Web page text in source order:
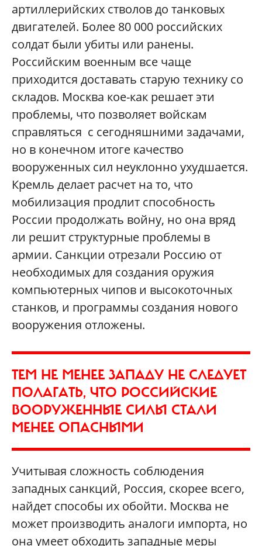
артиллерийских стволов до танковых
двигателей. Более 80 000 российских
солдат были убиты или ранены.
Российским военным все чаще
приходится доставать старую технику со
складов. Москва кое-как решает эти
проблемы, что позволяет войскам
справляться с сегодняшними задачами,
но в конечном итоге качество
вооруженных сил неуклонно ухудшается.
Кремль делает расчет на то, что
мобилизация продлит способность
России продолжать войну, но она вряд
ли решит структурные проблемы в
армии. Санкции отрезали Россию от
необходимых для создания оружия
компьютерных чипов и высокоточных
станков, и программы создания нового
вооружения отложены.
ТЕМ НЕ МЕНЕЕ ЗАПАДУ НЕ СЛЕДУЕТ
ПОЛАГАТЬ, ЧТО РОССИЙСКИЕ
ВООРУЖЕННЫЕ СИЛЫ СТАЛИ
МЕНЕЕ ОПАСНЫМИ
Учитывая сложность соблюдения
западных санкций, Россия, скорее всего,
найдет способы их обойти. Москва не
может производить аналоги импорта, но
она умеет обходить западные меры